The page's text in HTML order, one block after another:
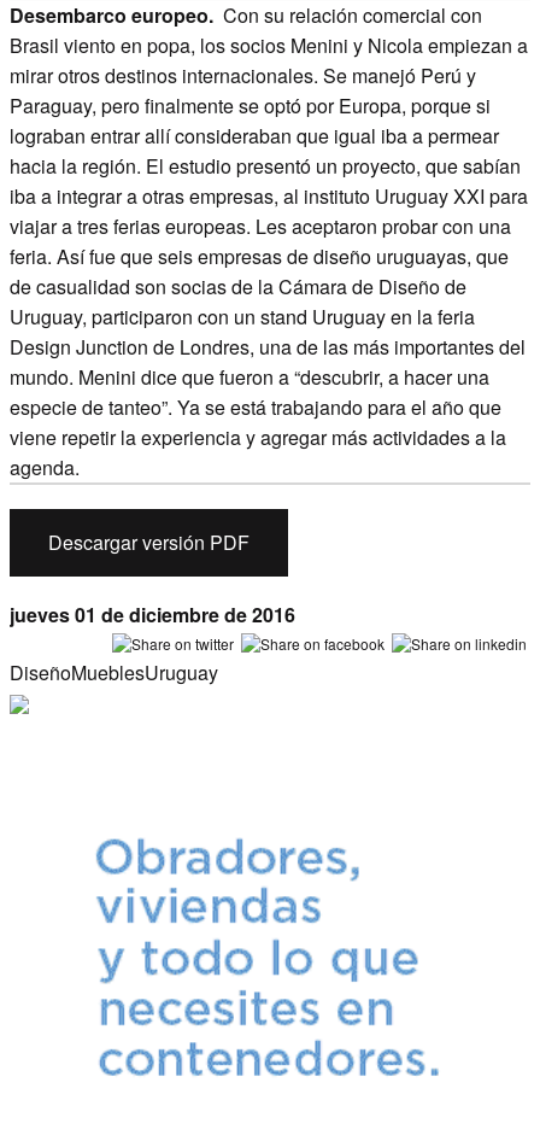
Desembarco europeo. Con su relación comercial con
Brasil viento en popa, los socios Menini y Nicola empiezan a
mirar otros destinos internacionales. Se manejó Perú y
Paraguay, pero finalmente se optó por Europa, porque si
lograban entrar allí consideraban que igual iba a permear
hacia la región. El estudio presentó un proyecto, que sabían
iba a integrar a otras empresas, al instituto Uruguay XXI para
viajar a tres ferias europeas. Les aceptaron probar con una
feria. Así fue que seis empresas de diseño uruguayas, que
de casualidad son socias de la Cámara de Diseño de
Uruguay, participaron con un stand Uruguay en la feria
Design Junction de Londres, una de las más importantes del
mundo. Menini dice que fueron a “descubrir, a hacer una
especie de tanteo”. Ya se está trabajando para el año que
viene repetir la experiencia y agregar más actividades a la
agenda.
Descargar versión PDF
jueves 01 de diciembre de 2016
DiseñoMueblesUruguay